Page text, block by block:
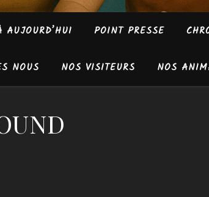
AUJOURD’HUI POINT PRESSE
NOUS NOS VISITEURS NOS